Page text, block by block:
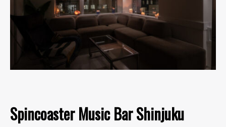
Spincoaster Music Bar Shinjuku